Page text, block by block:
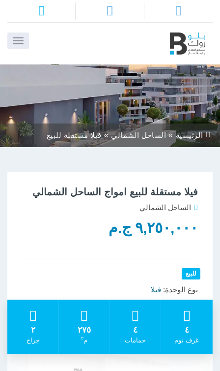
الرئيسية الساحل الشمالي
فيلا مستقلة للبيع
امواج الساحل
فيلا مستقلة للبيع امواج الساحل الشمالي
الساحل الشمالي
٩,٢٥٠,٠٠٠ ج.م
للبيع
نوع الوحدة: ڤيلا
٤
غرف نوم
٤
حمامات
٢٧٥
م٢
٢
جراح